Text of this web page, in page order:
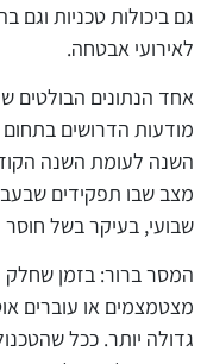
גם ביכולות טכניות
לאירועי אבטחה.
מודעות הדרושים
השנה לעומת השנה
מצב שבו תפקידים
שבועי, בעיקר בשל
המסר ברור: בזמן
מצטמצמים או עוברים
גדולה יותר. ככל